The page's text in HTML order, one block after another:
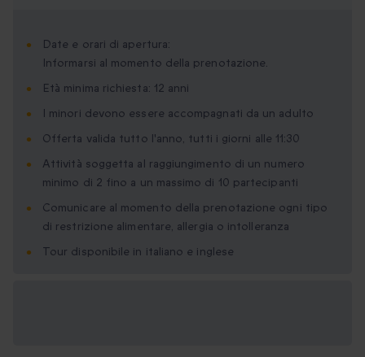
Date e orari di apertura:
Informarsi al momento della prenotazione.
Età minima richiesta: 12 anni
I minori devono essere accompagnati da un adulto
Offerta valida tutto l'anno, tutti i giorni alle 11:30
Attività soggetta al raggiungimento di un numero
minimo di 2 fino a un massimo di 10 partecipanti
Comunicare al momento della prenotazione ogni tipo
di restrizione alimentare, allergia o intolleranza
Tour disponibile in italiano e inglese